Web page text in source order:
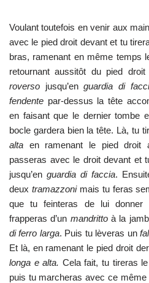
Voulant toutefois en venir aux
avec le pied droit devant et tu
bras, ramenant en même temps
retournant aussitôt du pied
roverso jusqu’enguardia di
fendente par-dessus la tête
en faisant que le dernier tombe
bocle gardera bien la tête. Là, tu
alta en ramenant le pied droit
passeras avec le droit devant et
jusqu’en guardia di faccia.
deux tramazzonimais tu feras
que tu feinteras de lui
frapperas d’un mandrittoà la
di ferro larga. Puis tu lèveras un
Et là, en ramenant le pied droit
longa e alta. Cela fait, tu tireras
puis tu marcheras avec ce